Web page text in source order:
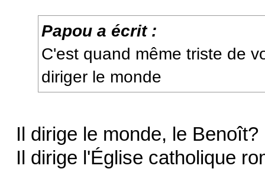
Papou a écrit :
C'est quand même triste de
diriger le monde
Il dirige le monde, le
Il dirige l'Église catholique